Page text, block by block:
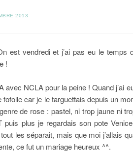
2013
est vendredi et j’ai pas eu le temps
!
avec NCLA pour la peine ! Quand j’ai
fofolle car je le targuettais depuis un
de rose : pastel, ni trop jaune ni
puis plus je regardais son pote
les séparait, mais que moi j’allais
ce fut un mariage heureux ^^.